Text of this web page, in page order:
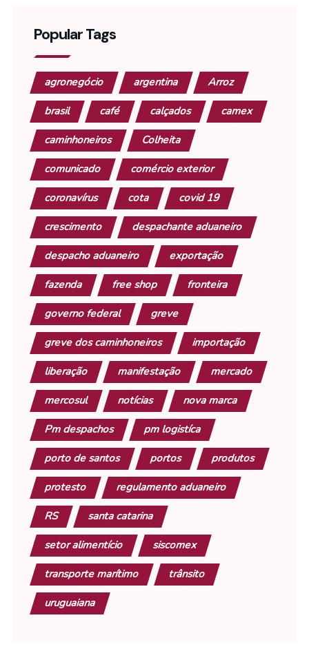
Popular Tags
agronegócio argentina Arroz
brasil café calçados camex
caminhoneiros Colheita
comunicado comércio exterior
coronavírus cota covid 19
crescimento despachante aduaneiro
despacho aduaneiro exportação
fazenda free shop fronteira
governo federal greve
greve dos caminhoneiros importação
liberação manifestação mercado
mercosul notícias nova marca
Pm despachos pm logistíca
porto de santos portos produtos
protesto regulamento aduaneiro
RS santa catarina
setor alimentício siscomex
transporte marítimo trânsito
uruguaiana